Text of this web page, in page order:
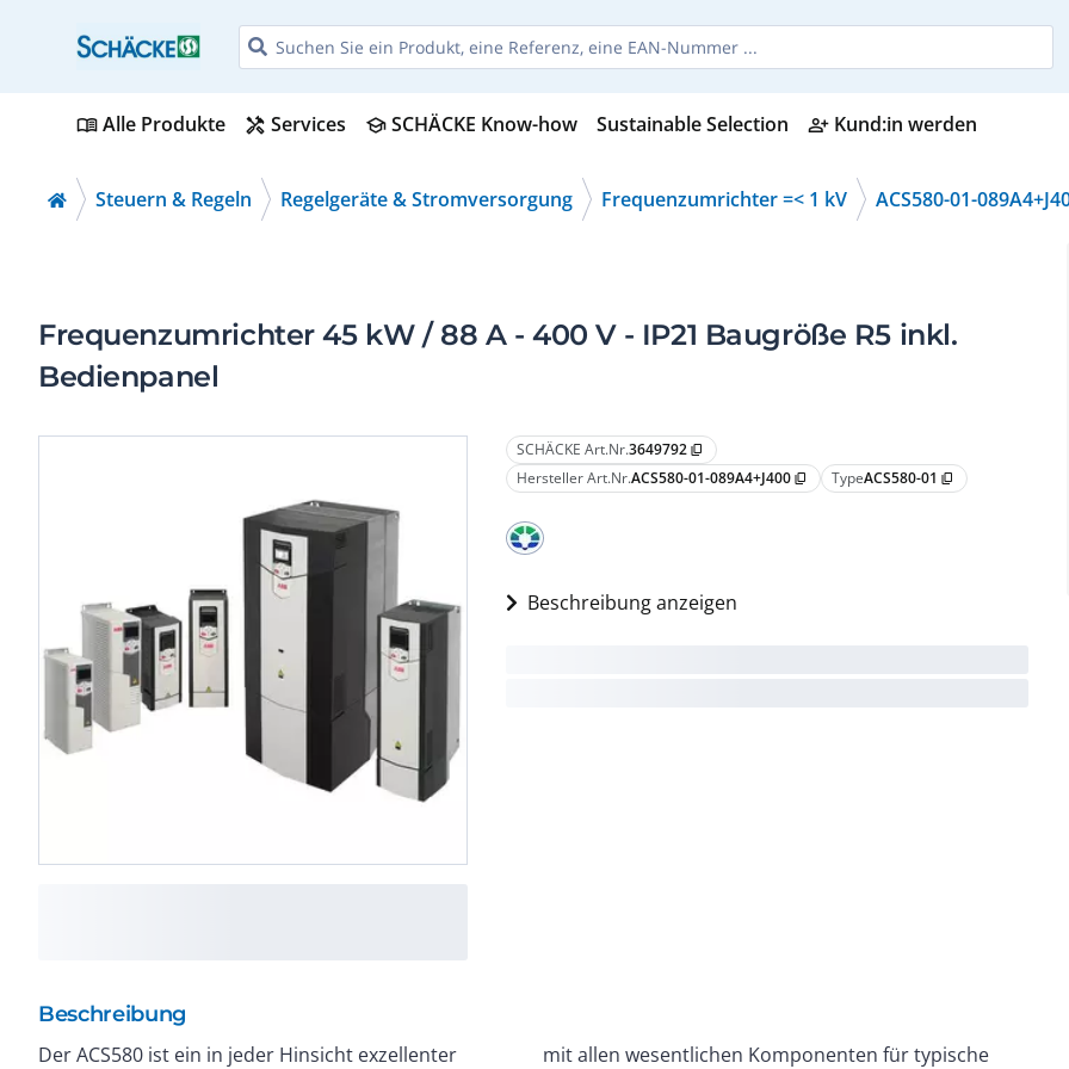
menu_bookAlle Produkte handyman Services schoolSCHÄCKE Know-how Sustainable Selection person_add_alt Kund:in werden
Steuern & Regeln Regelgeräte & Stromversorgung Frequenzumrichter =< 1 kV ACS580-01-
Frequenzumrichter 45 kW / 88 A - 400 V - IP21 Baugröße R5 inkl.
Bedienpanel
SCHÄCKE Art.Nr.3649792 content_copy
Hersteller Art.Nr.ACS580-01-089A4+J400 content_copy TypeACS580-01 content_copy
Beschreibung anzeigen
Beschreibung
Der ACS580 ist ein in jeder Hinsicht exzellenter
mit allen wesentlichen Komponenten für typische